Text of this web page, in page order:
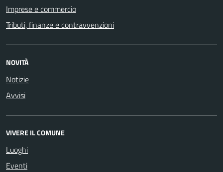
Imprese e commercio
Tributi, finanze e contravvenzioni
NOVITÀ
Notizie
Avvisi
VIVERE IL COMUNE
Luoghi
Eventi